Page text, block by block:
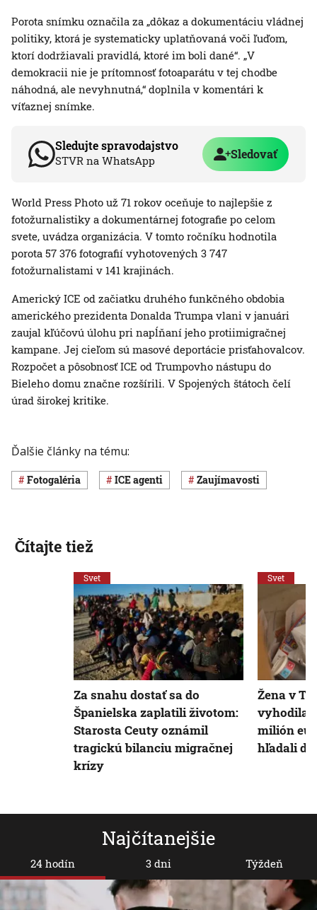
Porota snímku označila za „dôkaz a dokumentáciu vládnej
politiky, ktorá je systematicky uplatňovaná voči ľuďom,
ktorí dodržiavali pravidlá, ktoré im boli dané“. „V
demokracii nie je prítomnosť fotoaparátu v tej chodbe
náhodná, ale nevyhnutná,“ doplnila v komentári k
víťaznej snímke.
Sledujte spravodajstvo
STVR na WhatsApp Sledovať
World Press Photo už 71 rokov oceňuje to najlepšie z
fotožurnalistiky a dokumentárnej fotografie po celom
svete, uvádza organizácia. V tomto ročníku hodnotila
porota 57 376 fotografií vyhotovených 3 747
fotožurnalistami v 141 krajinách.
Americký ICE od začiatku druhého funkčného obdobia
amerického prezidenta Donalda Trumpa vlani v januári
zaujal kľúčovú úlohu pri napĺňaní jeho protiimigračnej
kampane. Jej cieľom sú masové deportácie prisťahovalcov.
Rozpočet a pôsobnosť ICE od Trumpovho nástupu do
Bieleho domu značne rozšírili. V Spojených štátoch čelí
úrad širokej kritike.
Ďalšie články na tému:
Fotogaléria ICE agenti Zaujímavosti
Najčítanejšie
24 hodín 3 dni Týždeň
Čítajte tiež
Svet
Za snahu dostať sa do
Španielska zaplatili životom:
Starosta Ceuty oznámil
tragickú bilanciu migračnej
krízy
Svet
Žena v
vyhodila
milión
hľadali